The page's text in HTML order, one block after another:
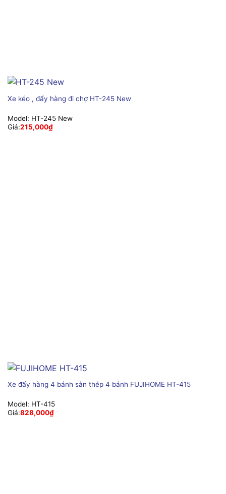
Xe kéo , đẩy hàng đi chợ HT-245 New
Model: HT-245 New
Giá:215,000₫
Xe đẩy hàng 4 bánh sàn thép 4 bánh FUJIHOME HT-415
Model: HT-415
Giá:828,000₫